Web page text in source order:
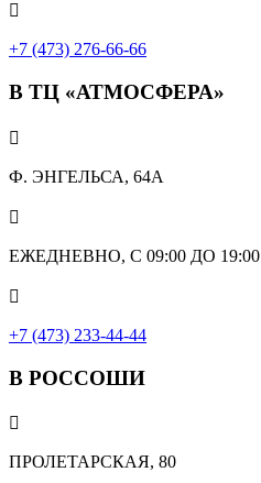

+7 (473) 276-66-66
В ТЦ «АТМОСФЕРА»

Ф. ЭНГЕЛЬСА, 64А

ЕЖЕДНЕВНО, С 09:00 ДО 19:00

+7 (473) 233-44-44
В РОССОШИ

ПРОЛЕТАРСКАЯ, 80